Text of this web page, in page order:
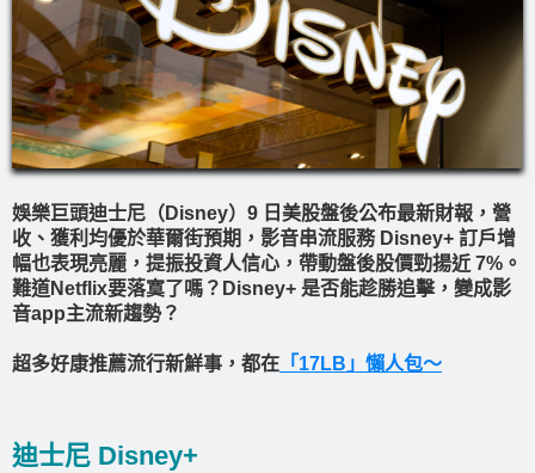
娛樂巨頭迪士尼（Disney）9 日美股盤後公布最新財報，營
收、獲利均優於華爾街預期，影音串流服務 Disney+ 訂戶增
幅也表現亮麗，提振投資人信心，帶動盤後股價勁揚近 7%。
難道Netflix要落寞了嗎？Disney+ 是否能趁勝追擊，變成影
音app主流新趨勢？
超多好康推薦流行新鮮事，都在 「17LB」懶人包～
迪士尼 Disney+